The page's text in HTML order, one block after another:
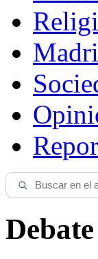
Debate